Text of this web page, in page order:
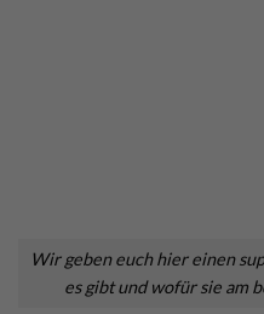
Wir geben euch hier einen
es gibt und wofür sie am